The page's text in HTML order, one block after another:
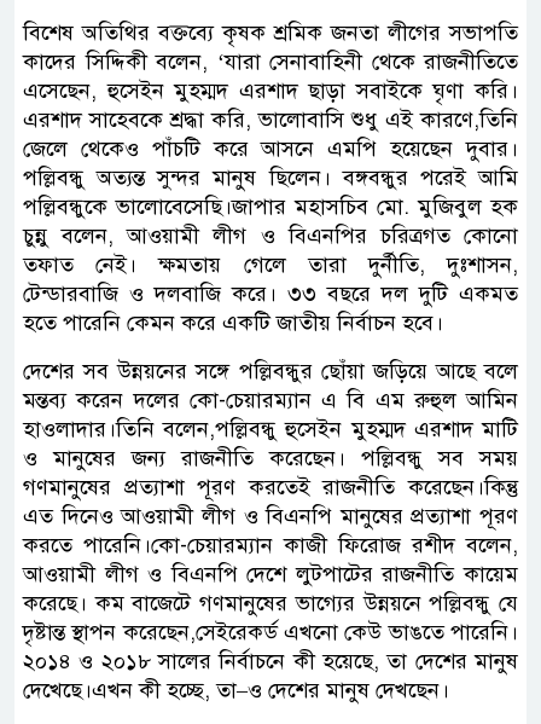
বিশেষ অতিথির বক্তব্যে কৃষক শ্রমিক জনতা লীগের সভাপতি
কাদের সিদ্দিকী বলেন, ‘যারা সেনাবাহিনী থেকে রাজনীতিতে
এসেছেন, হুসেইন মুহম্মদ এরশাদ ছাড়া সবাইকে ঘৃণা করি।
এরশাদ সাহেবকে শ্রদ্ধা করি, ভালোবাসি শুধু এই কারণে,তিনি
জেলে থেকেও পাঁচটি করে আসনে এমপি হয়েছেন দুবার।
পল্লিবন্ধু অত্যন্ত সুন্দর মানুষ ছিলেন। বঙ্গবন্ধুর পরেই আমি
পল্লিবন্ধুকে ভালোবেসেছি।জাপার মহাসচিব মো. মুজিবুল হক
চুন্নু বলেন, আওয়ামী লীগ ও বিএনপির চরিত্রগত কোনো
তফাত নেই। ক্ষমতায় গেলে তারা দুর্নীতি, দুঃশাসন,
টেন্ডারবাজি ও দলবাজি করে। ৩৩ বছরে দল দুটি একমত
হতে পারেনি কেমন করে একটি জাতীয় নির্বাচন হবে।
দেশের সব উন্নয়নের সঙ্গে পল্লিবন্ধুর ছোঁয়া জড়িয়ে আছে বলে
মন্তব্য করেন দলের কো-চেয়ারম্যান এ বি এম রুহুল আমিন
হাওলাদার।তিনি বলেন,পল্লিবন্ধু হুসেইন মুহম্মদ এরশাদ মাটি
ও মানুষের জন্য রাজনীতি করেছেন। পল্লিবন্ধু সব সময়
গণমানুষের প্রত্যাশা পূরণ করতেই রাজনীতি করেছেন।কিন্তু
এত দিনেও আওয়ামী লীগ ও বিএনপি মানুষের প্রত্যাশা পূরণ
করতে পারেনি।কো-চেয়ারম্যান কাজী ফিরোজ রশীদ বলেন,
আওয়ামী লীগ ও বিএনপি দেশে লুটপাটের রাজনীতি কায়েম
করেছে। কম বাজেটে গণমানুষের ভাগ্যের উন্নয়নে পল্লিবন্ধু যে
দৃষ্টান্ত স্থাপন করেছেন,সেইরেকর্ড এখনো কেউ ভাঙতে পারেনি।
২০১৪ ও ২০১৮ সালের নির্বাচনে কী হয়েছে, তা দেশের মানুষ
দেখেছে।এখন কী হচ্ছে, তা–ও দেশের মানুষ দেখছেন।